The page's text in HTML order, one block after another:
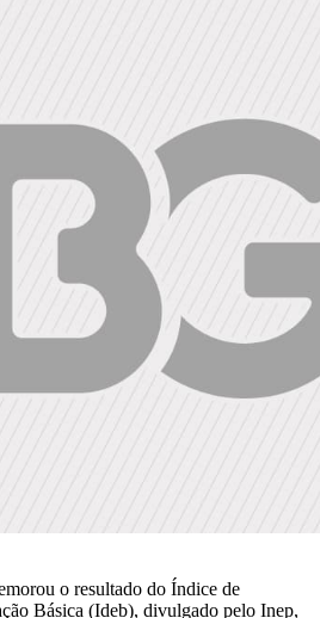
o resultado do Índice de
Básica (Ideb), divulgado pelo Inep,